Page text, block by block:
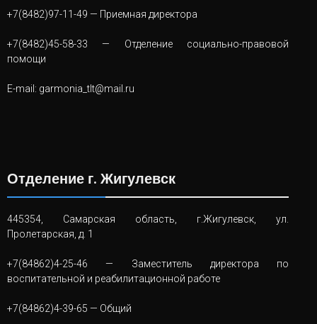
+7(8482)97-11-49 — Приемная директора
+7(8482)45-58-33 — Отделение социально-правовой
помощи
E-mail: garmonia_tlt@mail.ru
Отделение г. Жигулевск
445354, Самарская область, г.Жигулевск, ул.
Пролетарская, д. 1
+7(84862)4-25-46 — Заместитель директора по
воспитательной и реабилитационной работе
+7(84862)4-39-65 — Общий